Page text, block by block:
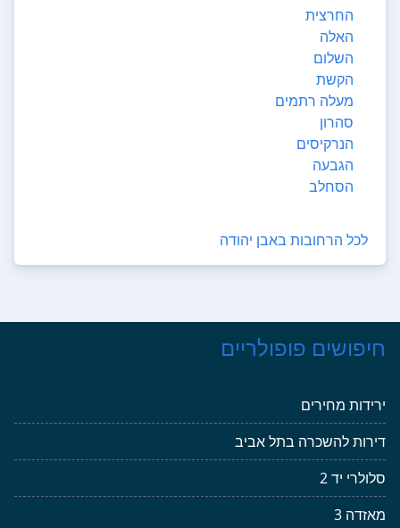
החרצית
האלה
השלום
הקשת
מעלה רתמים
סהרון
הנרקיסים
הגבעה
הסחלב
לכל הרחובות באבן יהודה
חיפושים פופולריים
ירידות מחירים
דירות להשכרה בתל אביב
סלולרי יד 2
מאזדה 3